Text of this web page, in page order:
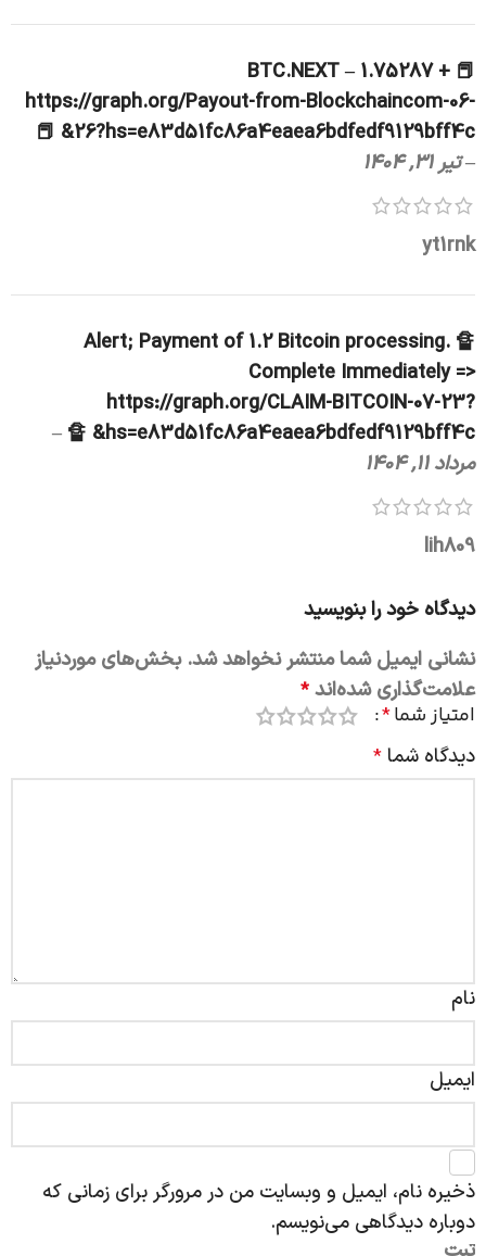
📕 + 1.75287 BTC.NEXT –
https://graph.org/Payout-from-Blockchaincom-06-
26?hs=e83d51fc86a4eaea6bdfedf9129bff4c& 📕
–تیر 31, 1404
yt1rnk
🔏 Alert; Payment of 1.2 Bitcoin processing.
Complete Immediately =>
https://graph.org/CLAIM-BITCOIN-07-23?
hs=e83d51fc86a4eaea6bdfedf9129bff4c& 🔏
–
مرداد 11, 1404
lih809
دیدگاه خود را بنویسید
نشانی ایمیل شما منتشر نخواهد شد. بخش‌های موردنیاز
علامت‌گذاری شده‌اند *
امتیاز شما*
دیدگاه شما *
نام
ایمیل
ذخیره نام، ایمیل و وبسایت من در مرورگر برای زمانی که
دوباره دیدگاهی می‌نویسم.